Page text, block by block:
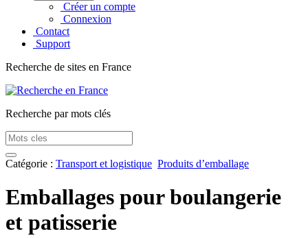
Créer un compte
Connexion
Contact
Support
Recherche de sites en France
Recherche par mots clés
Catégorie : Transport et logistique Produits d’emballage
Emballages pour boulangerie
et patisserie